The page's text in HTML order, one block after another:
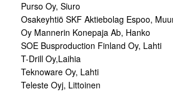
Purso Oy, Siuro
Osakeyhtiö SKF Aktiebolag Espoo,
Oy Mannerin Konepaja Ab, Hanko
SOE Busproduction Finland Oy, Lahti
T-Drill Oy,Laihia
Teknoware Oy, Lahti
Teleste Oyj, Littoinen